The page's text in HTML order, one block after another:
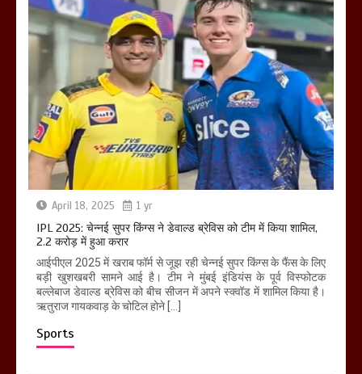
April 18, 2025 1 yr
IPL 2025: चेन्नई सुपर किंग्स ने डेवाल्ड ब्रेविस को टीम में किया शामिल,
2.2 करोड़ में हुआ करार
आईपीएल 2025 में खराब फॉर्म से जूझ रही चेन्नई सुपर किंग्स के फैंस के लिए
बड़ी खुशखबरी सामने आई है। टीम ने मुंबई इंडियंस के पूर्व विस्फोटक
बल्लेबाज डेवाल्ड ब्रेविस को बीच सीजन में अपने स्क्वॉड में शामिल किया है।
ऋतुराज गायकवाड़ के चोटिल होने […]
Sports